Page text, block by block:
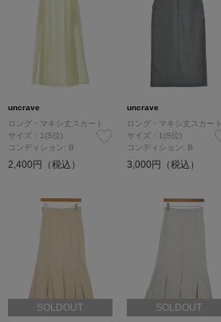
uncrave
ロング・マキシ丈スカート
サイズ：1(S位)
コンディション: B
2,400円（税込）
uncrave
ロング・マキシ丈スカート
サイズ：1(S位)
コンディション: B
3,000円（税込）
SOLDOUT SOLDOUT